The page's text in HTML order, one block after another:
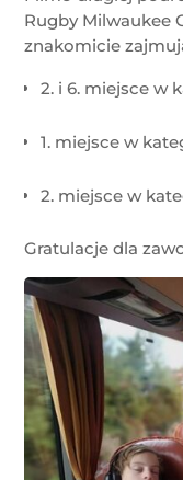
Rugby Milwaukee
znakomicie
2. i 6. miejsce w
1. miejsce w
2. miejsce w
Gratulacje dla